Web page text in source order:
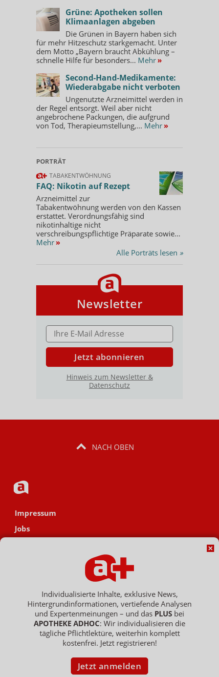
Grüne: Apotheken sollen
Klimaanlagen abgeben
Die Grünen in Bayern haben sich
für mehr Hitzeschutz starkgemacht. Unter
dem Motto „Bayern braucht Abkühlung –
schnelle Hilfe für besonders... Mehr »
Second-Hand-Medikamente:
Wiederabgabe nicht verboten
Ungenutzte Arzneimittel werden in
der Regel entsorgt. Weil aber nicht
angebrochene Packungen, die aufgrund
von Tod, Therapieumstellung,... Mehr »
PORTRÄT
TABAKENTWÖHNUNG
FAQ: Nikotin auf Rezept
Arzneimittel zur
Tabakentwöhnung werden von den Kassen
erstattet. Verordnungsfähig sind
nikotinhaltige nicht
verschreibungspflichtige Präparate sowie...
Mehr »
Alle Porträts lesen »
Newsletter
E-MAIL ADRESSE
Jetzt abonnieren
Hinweis zum Newsletter &
Datenschutz
NACH OBEN
Impressum
Jobs
Hinweisgebersystem
Vertrag widerrufen
Copyright © 2007 - 2026 , APOTHEKE ADHOC ist ein Dienst der ELPATO
Geschäftsführer: Patrick Hollstein, Thomas Bellartz / Amtsgericht Berlin
Charlottenburg / HRB 204 379 B
Individualisierte Inhalte, exklusive News,
Hintergrundinformationen, vertiefende Analysen
und Expertenmeinungen – und das PLUS bei
APOTHEKE ADHOC: Wir individualisieren die
tägliche Pflichtlektüre, weiterhin komplett
kostenfrei. Jetzt registrieren!
Jetzt anmelden